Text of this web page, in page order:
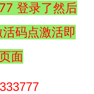
登录了然后
码点激活即
面